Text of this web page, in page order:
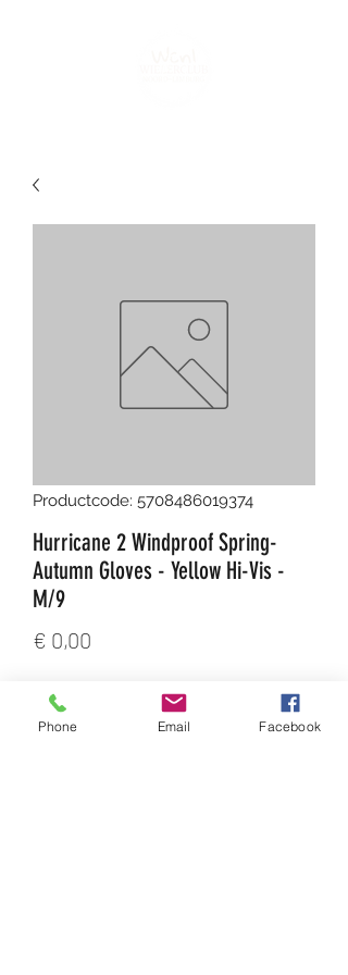
Productcode: 5708486019374
Hurricane 2 Windproof Spring-
Autumn Gloves - Yellow Hi-Vis -
M/9
€ 0,00
Aantal
Phone Email Facebook